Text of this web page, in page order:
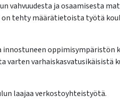
vahvuudesta ja osaamisesta
on tehty määrätietoista työtä
innostuneen
varhaiskasvatusikäisistä
laajaa verkostoyhteistyötä.